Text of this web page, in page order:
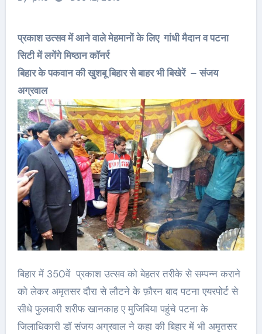
प्रकाश उत्सव में आने वाले मेहमानों के लिए गांधी मैदान व पटना
सिटी में लगेंगे मिष्ठान कॉनर्र
बिहार के पकवान की खुशबू बिहार से बाहर भी बिखेरें – संजय
अग्रवाल
बिहार में 350वें प्रकाश उत्सव को बेहतर तरीके से सम्पन्न कराने
को लेकर अमृतसर दौरा से लौटने के फ़ौरन बाद पटना एयरपोर्ट से
सीधे फुलवारी शरीफ खानकाह ए मुजिबिया पहुंचे पटना के
जिलाधिकारी डॉ संजय अग्रवाल ने कहा की बिहार में भी अमृतसर